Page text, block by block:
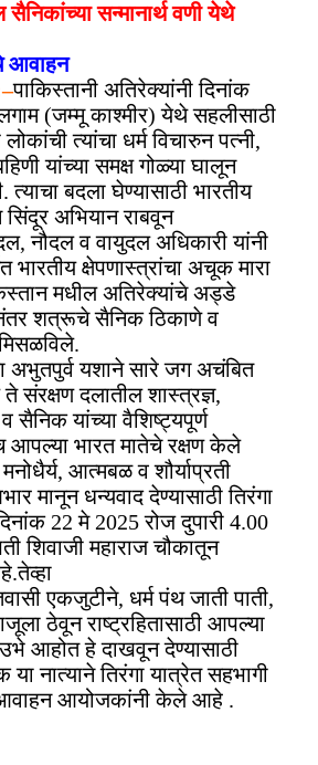
सैनिकांच्या सन्मानार्थ वणी येथे
आवाहन
पाकिस्तानी अतिरेक्यांनी दिनांक
(जम्मू काश्मीर) येथे सहलीसाठी
त्यांचा धर्म विचारुन पत्नी,
यांच्या समक्ष गोळ्या घालून
बदला घेण्यासाठी भारतीय
अभियान राबवून
नौदल व वायुदल अधिकारी यांनी
भारतीय क्षेपणास्त्रांचा अचूक मारा
मधील अतिरेक्यांचे अड्डे
शत्रूचे सैनिक ठिकाणे व
अभुतपुर्व यशाने सारे जग अचंबित
संरक्षण दलातील शास्त्रज्ञ,
सैनिक यांच्या वैशिष्ट्यपूर्ण
आपल्या भारत मातेचे रक्षण केले
आत्मबळ व शौर्याप्रती
मानून धन्यवाद देण्यासाठी तिरंगा
22 मे 2025 रोज दुपारी 4.00
शिवाजी महाराज चौकातून
एकजुटीने, धर्म पंथ जाती पाती,
ठेवून राष्ट्रहितासाठी आपल्या
आहोत हे दाखवून देण्यासाठी
या नात्याने तिरंगा यात्रेत सहभागी
आवाहन आयोजकांनी केले आहे .